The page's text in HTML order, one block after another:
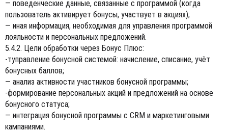
— поведенческие данные, связанные с программой (когда
пользователь активирует бонусы, участвует в акциях);
— иная информация, необходимая для управления программой
лояльности и персональных предложений.
5.4.2. Цели обработки через Бонус Плюс:
-туправление бонусной системой: начисление, списание, учёт
бонусных баллов;
— анализ активности участников бонусной программы;
-формирование персональных акций и предложений на основе
бонусного статуса;
— интеграция бонусной программы с CRM и маркетинговыми
кампаниями.